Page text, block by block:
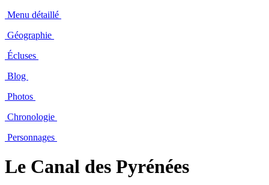
Menu détaillé
Géographie
Écluses
Blog
Photos
Chronologie
Personnages
Le Canal des Pyrénées